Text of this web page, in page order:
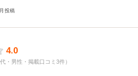
投稿
4.0
・男性・掲載口コミ3件）